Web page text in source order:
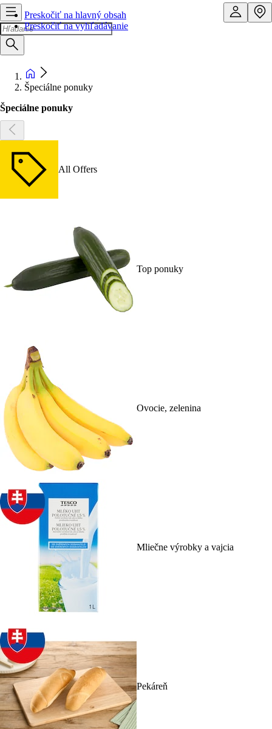
Preskočiť na hlavný obsah
Preskočiť na vyhľadávanie
Špeciálne ponuky
Špeciálne ponuky
All Offers
Top ponuky
Ovocie, zelenina
Mliečne výrobky a vajcia
Pekáreň